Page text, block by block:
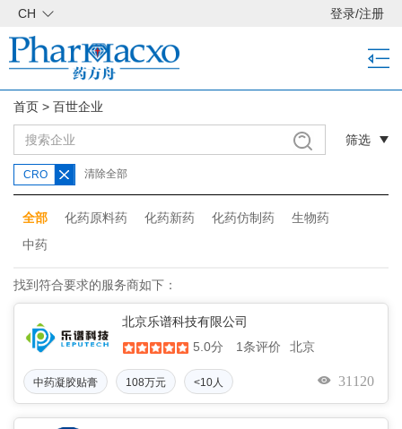
CH 登录/注册
首页 > 百世企业
筛选
CRO 清除全部
全部 化药原料药 化药新药 化药仿制药
生物药
中药
找到符合要求的服务商如下：
北京乐谱科技有限公司
5.0分
1条评价 北京
中药凝胶贴膏 108万元 <10人 31120